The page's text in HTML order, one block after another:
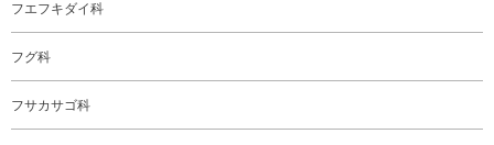
フエフキダイ科
フグ科
フサカサゴ科